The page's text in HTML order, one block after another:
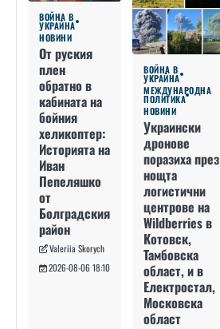
ВОЙНА В
УКРАЙНА
НОВИНИ
От руския
плен
обратно в
кабината на
бойния
хеликоптер:
Историята на
Иван
Пепеляшко
от
Болградския
район
Valeriia Skorych
2026-08-06 18:10
ВОЙНА В
УКРАЙНА
МЕЖДУНАРОДНА
ПОЛИТИКА
НОВИНИ
Украински
дронове
поразиха през
нощта
логистични
центрове на
Wildberries в
Котовск,
Тамбовска
област, и в
Електростал,
Московска
област